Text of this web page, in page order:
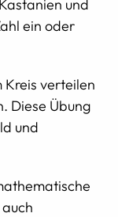
und
ein oder
Kreis verteilen
Diese Übung
und